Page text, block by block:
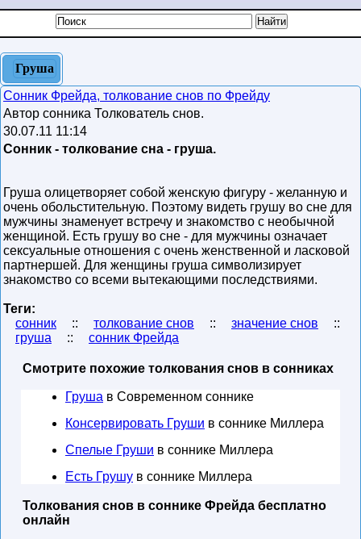
Груша
Сонник Фрейда, толкование снов по Фрейду
Автор сонника Толкователь снов.
30.07.11 11:14
Сонник - толкование сна - груша.
Груша олицетворяет собой женскую фигуру - желанную и
очень обольстительную. Поэтому видеть грушу во сне для
мужчины знаменует встречу и знакомство с необычной
женщиной. Есть грушу во сне - для мужчины означает
сексуальные отношения с очень женственной и ласковой
партнершей. Для женщины груша символизирует
знакомство со всеми вытекающими последствиями.
Теги:
сонник
:: толкование снов :: значение снов
::
груша
:: сонник Фрейда
Смотрите похожие толкования снов в сонниках
Груша в Современном соннике
Консервировать Груши в соннике Миллера
Спелые Груши в соннике Миллера
Есть Грушу в соннике Миллера
Толкования снов в соннике Фрейда бесплатно
онлайн